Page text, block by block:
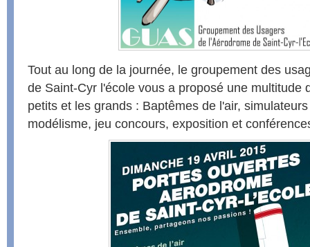
Tout au long de la journée, le groupement des
de Saint-Cyr l'école vous a proposé une multitude
petits et les grands : Baptêmes de l'air,
modélisme, jeu concours, exposition et